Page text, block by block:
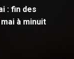
: fin des
à minuit